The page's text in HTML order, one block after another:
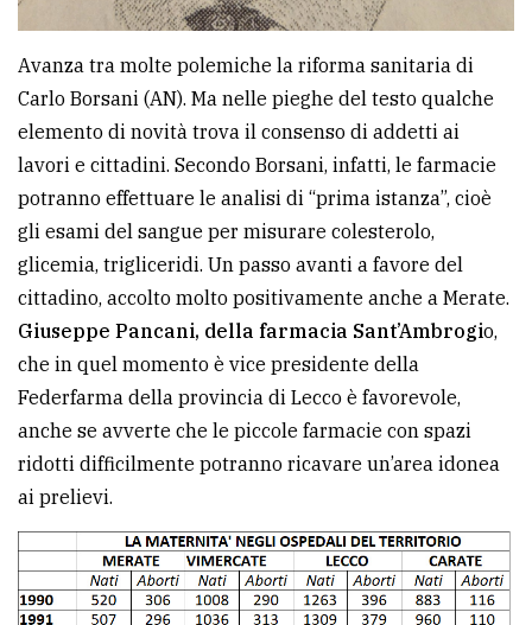
Avanza tra molte polemiche la riforma sanitaria di
Carlo Borsani (AN). Ma nelle pieghe del testo qualche
elemento di novità trova il consenso di addetti ai
lavori e cittadini. Secondo Borsani, infatti, le farmacie
potranno effettuare le analisi di “prima istanza”, cioè
gli esami del sangue per misurare colesterolo,
glicemia, trigliceridi. Un passo avanti a favore del
cittadino, accolto molto positivamente anche a Merate.
Giuseppe Pancani, della farmacia Sant’Ambrogio,
che in quel momento è vice presidente della
Federfarma della provincia di Lecco è favorevole,
anche se avverte che le piccole farmacie con spazi
ridotti difficilmente potranno ricavare un’area idonea
ai prelievi.